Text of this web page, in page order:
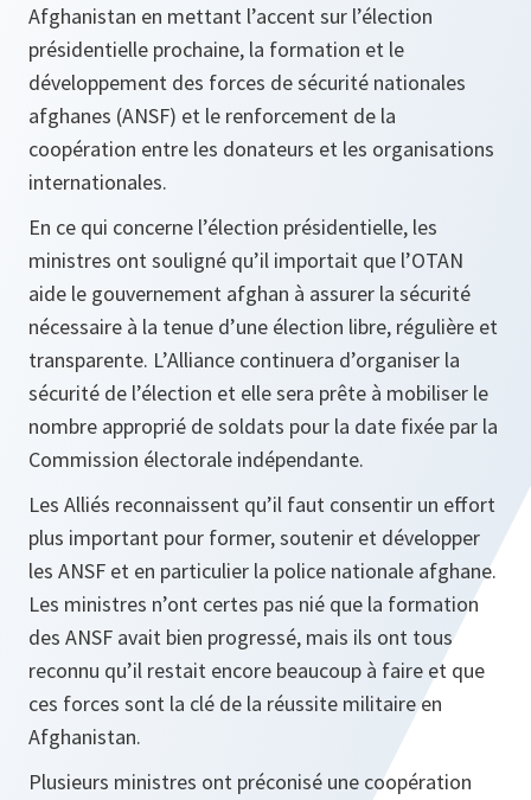
Afghanistan en mettant l’accent sur l’élection
présidentielle prochaine, la formation et le
développement des forces de sécurité nationales
afghanes (ANSF) et le renforcement de la
coopération entre les donateurs et les organisations
internationales.
En ce qui concerne l’élection présidentielle, les
ministres ont souligné qu’il importait que l’OTAN
aide le gouvernement afghan à assurer la sécurité
nécessaire à la tenue d’une élection libre, régulière et
transparente. L’Alliance continuera d’organiser la
sécurité de l’élection et elle sera prête à mobiliser le
nombre approprié de soldats pour la date fixée par la
Commission électorale indépendante.
Les Alliés reconnaissent qu’il faut consentir un effort
plus important pour former, soutenir et développer
les ANSF et en particulier la police nationale afghane.
Les ministres n’ont certes pas nié que la formation
des ANSF avait bien progressé, mais ils ont tous
reconnu qu’il restait encore beaucoup à faire et que
ces forces sont la clé de la réussite militaire en
Afghanistan.
Plusieurs ministres ont préconisé une coopération